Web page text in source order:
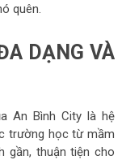
quên.
DẠNG VÀ
An Bình City là hệ
trường học từ mầm
gần, thuận tiện cho